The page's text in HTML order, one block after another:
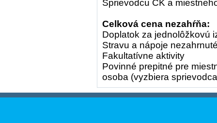
Sprievodcu CK a
Celková cena nezahŕňa:
Doplatok za jednolôžkovú
Stravu a nápoje
Fakultatívne aktivity
Povinné prepitné pre
osoba (vyzbiera